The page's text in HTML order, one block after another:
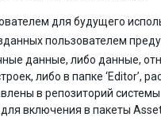
для будущего
пользователем
данные, либо данные,
либо в папке ‘Editor’,
в репозиторий
включения в пакеты